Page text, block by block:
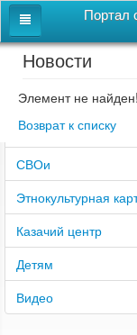
Портал
Главная
Дом дружбы народов
Новости
СВОи
Этнокультурная
Казачий центр
Детям
Видео
Новости
Элемент не найден!
Возврат к списку